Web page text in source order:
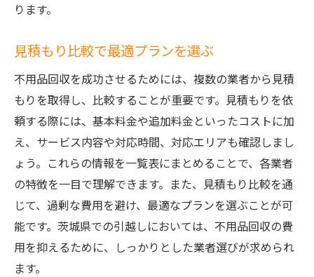
ります。
見積もり比較で最適プランを選ぶ
不用品回収を成功させるためには、複数の業者から見積
もりを取得し、比較することが重要です。見積もりを依
頼する際には、基本料金や追加料金といったコストに加
え、サービス内容や対応時間、対応エリアも確認しまし
ょう。これらの情報を一覧表にまとめることで、各業者
の特徴を一目で理解できます。また、見積もり比較を通
じて、過剰な費用を避け、最適なプランを選ぶことが可
能です。茨城県での引越しにおいては、不用品回収の費
用を抑えるために、しっかりとした業者選びが求められ
ます。